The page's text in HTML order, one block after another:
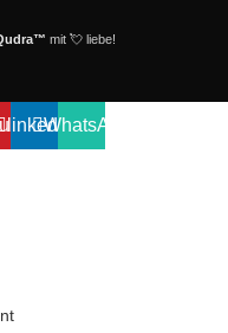
mit 💘 liebe!
linkedinWhatsApp